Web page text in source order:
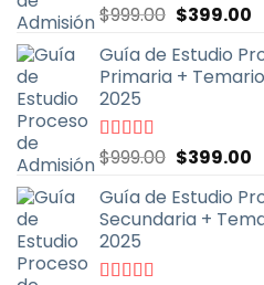
Valorado
con
5
$999.00 El
original
era:
$399.00El
Guía de Estudio
Primaria +
2025
Valorado
con
5
$999.00 El
original
era:
$399.00El
Guía de Estudio
Secundaria +
2025